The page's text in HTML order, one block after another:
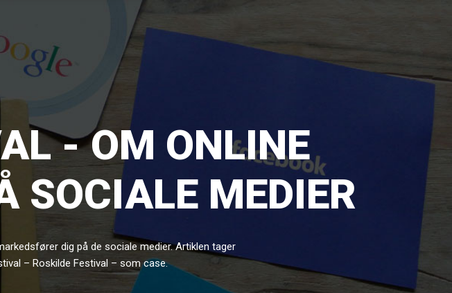
- OM ONLINE
SOCIALE MEDIER
dig på de sociale medier. Artiklen tager
– Roskilde Festival – som case.